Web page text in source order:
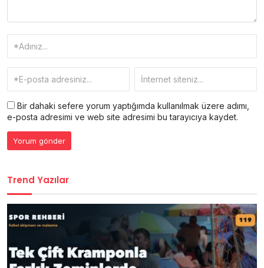
Bir dahaki sefere yorum yaptığımda kullanılmak üzere adımı,
e-posta adresimi ve web site adresimi bu tarayıcıya kaydet.
Trend Yazılar